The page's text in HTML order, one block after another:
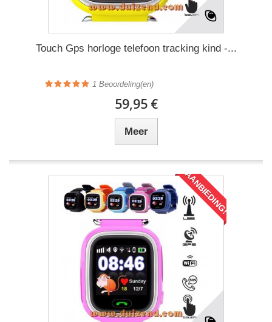
Touch Gps horloge telefoon tracking kind -...
1 Beoordeling(en)
59,95 €
Meer
AANBIEDING!